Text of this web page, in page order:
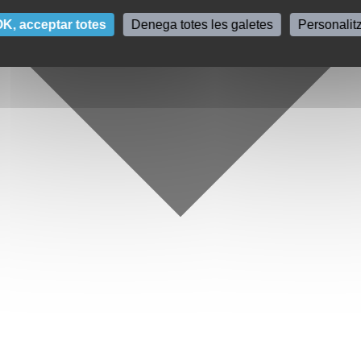
acceptar totes Denega totes les galetes